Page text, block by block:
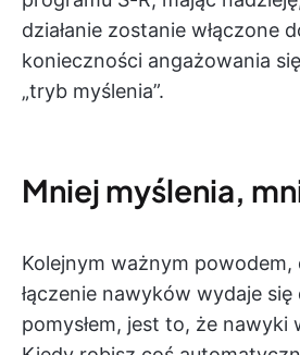
działanie zostanie włączone
konieczności angażowania
„tryb myślenia”.
Mniej myślenia,
Kolejnym ważnym powodem,
łączenie nawyków wydaje się
pomysłem, jest to, że nawyki